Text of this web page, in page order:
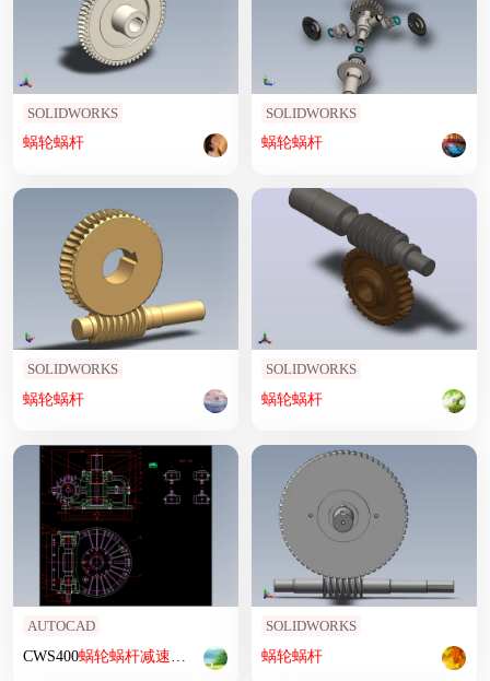
SOLIDWORKS
蜗轮蜗杆
SOLIDWORKS
蜗轮蜗杆
SOLIDWORKS
蜗轮蜗杆
SOLIDWORKS
蜗轮蜗杆
AUTOCAD
CWS400蜗轮蜗杆减速机 图纸
SOLIDWORKS
蜗轮蜗杆